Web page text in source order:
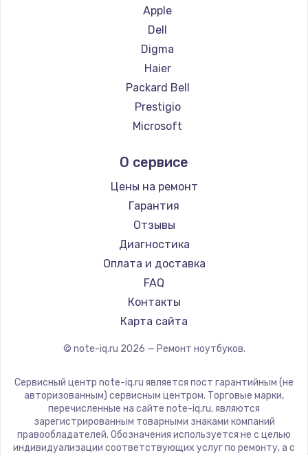
Ремонт ноутбуков Thunderobot
Ремонт ноутбуков Hasee
Ремонт ноутбуков ZTE
Ремонт ноутбуков Hiper
Ремонт ноутбуков Evga
Ремонт ноутбуков Google
Ремонт ноутбуков Echips
Ремонт ноутбуков Predator
Ремонт ноутбуков iru
Ремонт ноутбуков Machenike
Ремонт ноутбуков DEXP
Ремонт ноутбуков Teclast
Ремонт ноутбуков CHUWI
Ремонт ноутбуков Colorful
Apple
Dell
Digma
Haier
Packard Bell
Prestigio
Microsoft
Aquarius
Gigabyte
Aorus
Maibenben
Getac
Epson
Philips
LG
Panasonic
ZTE
Hiper
Evga
О сервисе
Цены на ремонт
Гарантия
Отзывы
Диагностика
Оплата и доставка
FAQ
Контакты
Карта сайта
© note-iq.ru 2026 — Ремонт ноутбуков.
Сервисный центр note-iq.ru является пост гарантийным (не
авторизованным) сервисным центром. Торговые марки,
перечисленные на сайте note-iq.ru, являются
зарегистрированным товарными знаками компаний
правообладателей. Обозначения используется не с целью
индивидуализации соответствующих услуг по ремонту, а с